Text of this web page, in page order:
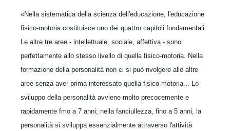
«Nella sistematica della scienza dell'educazione, l'educazione
fisico-motoria costituisce uno dei quattro capitoli fondamentali.
Le altre tre aree - intellettuale, sociale, affettiva - sono
perfettamente allo stesso livello di quella fisico-motoria. Nella
formazione della personalità non ci si può rivolgere alle altre
aree senza aver prima interessato quella fisico-motoria... Lo
sviluppo della personalità avviene molto precocemente e
rapidamente fmo a 7 anni; nella fanciullezza, fino a 5 anni, la
personalità si sviluppa essenzialmente attraverso l'attività